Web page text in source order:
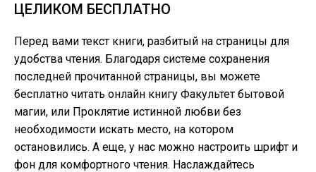
ЦЕЛИКОМ БЕСПЛАТНО
Перед вами текст книги, разбитый на страницы для
удобства чтения. Благодаря системе сохранения
последней прочитанной страницы, вы можете
бесплатно читать онлайн книгу Факультет бытовой
магии, или Проклятие истинной любви без
необходимости искать место, на котором
остановились. А еще, у нас можно настроить шрифт и
фон для комфортного чтения. Наслаждайтесь